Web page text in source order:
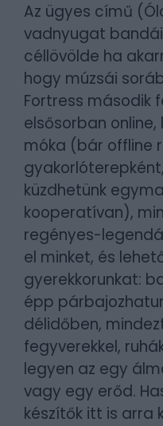
Az ügyes című
vadnyugat
céllövölde ha
hogy múzsái
Fortress második
elsősorban
móka (bár offline
küzdhetünk
kooperatívan),
regényes-
el minket, és
gyerekkorunkat:
épp
délidőben,
fegyverekkel,
legyen az egy
vagy egy erőd.
készítők itt is arra